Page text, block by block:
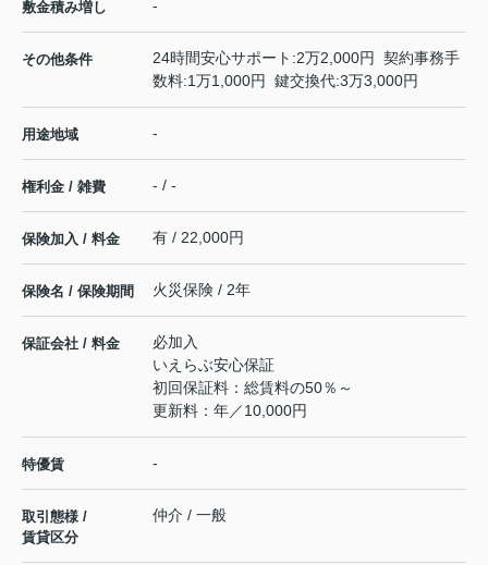
敷金積み増し -
その他条件
24時間安心サポート:2万2,000円 契約事務手
数料:1万1,000円 鍵交換代:3万3,000円
用途地域 -
権利金 / 雑費 - / -
保険加入 / 料金 有 / 22,000円
保険名 / 保険期間 火災保険 / 2年
保証会社 / 料金
必加入
いえらぶ安心保証
初回保証料：総賃料の50％～
更新料：年／10,000円
特優賃 -
取引態様 /
賃貸区分
仲介 / 一般